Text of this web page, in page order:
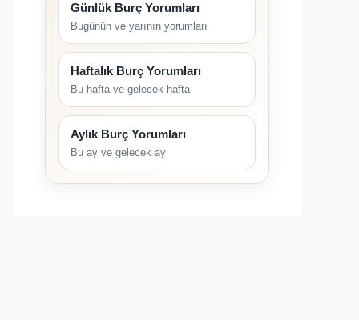
Günlük Burç Yorumları
Bugünün ve yarının yorumları
Haftalık Burç Yorumları
Bu hafta ve gelecek hafta
Aylık Burç Yorumları
Bu ay ve gelecek ay